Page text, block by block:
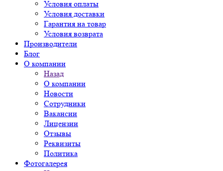
Условия оплаты
Условия доставки
Гарантия на товар
Условия возврата
Производители
Блог
О компании
Назад
О компании
Новости
Сотрудники
Вакансии
Лицензии
Отзывы
Реквизиты
Политика
Фотогалерея